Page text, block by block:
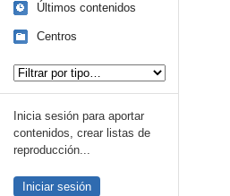
Últimos contenidos
Centros
Inicia sesión para aportar
contenidos, crear listas de
reproducción...
Iniciar sesión